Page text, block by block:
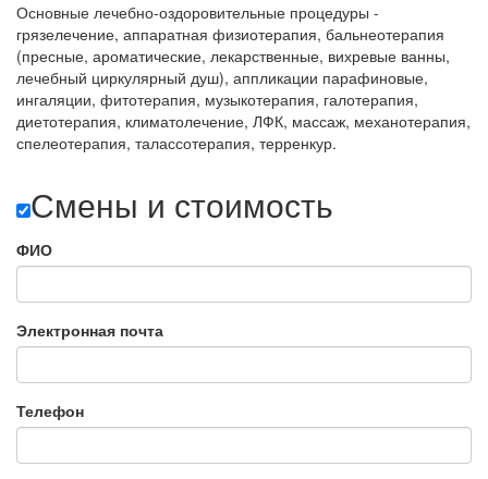
Основные лечебно-оздоровительные процедуры -
грязелечение, аппаратная физиотерапия, бальнеотерапия
(пресные, ароматические, лекарственные, вихревые ванны,
лечебный циркулярный душ), аппликации парафиновые,
ингаляции, фитотерапия, музыкотерапия, галотерапия,
диетотерапия, климатолечение, ЛФК, массаж, механотерапия,
спелеотерапия, талассотерапия, терренкур.
Смены и стоимость
ФИО
Электронная почта
Телефон